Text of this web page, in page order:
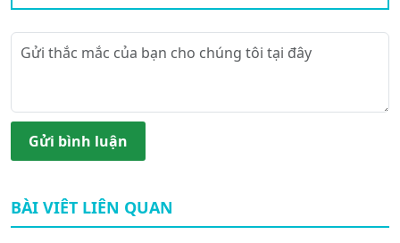
Gửi bình luận
BÀI VIÊT LIÊN QUAN